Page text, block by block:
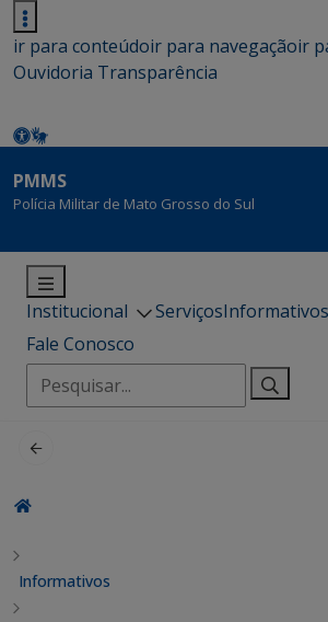
ir para conteúdoir para navegaçãoir
Ouvidoria Transparência
PMMS
Polícia Militar de Mato Grosso do Sul
Institucional ServiçosInformativos
Fale Conosco
Pesquisar
por:
Informativos